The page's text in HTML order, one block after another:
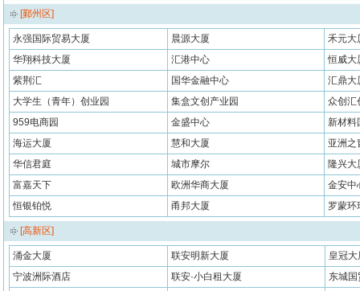
[鄞州区]
永强国际贸易大厦 晨源大厦
禾元大
华翔科技大厦
汇港中心
恒威大
紫荆汇
国华金融中心
汇鼎大
大学生（青年）创业园
集盒文创产业园
众创汇
959电商园
金盛中心
新材料
海运大厦
慧和大厦
亚洲之
华信君庭
城市摩尔
隆兴大
富嘉天下
欧洲华商大厦
金安中
恒银铂悦
甬邦大厦 罗蒙环
[高新区]
涌金大厦 联安明新大厦
皇冠大
宁波洲际酒店
联安·小白租大厦
东城